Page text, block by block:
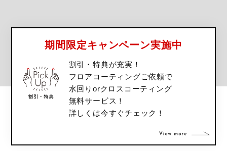
期間限定キャンペーン実施中
割引・特典が充実！
フロアコーティングご依頼で
水回りorクロスコーティング
無料サービス！
詳しくは今すぐチェック！